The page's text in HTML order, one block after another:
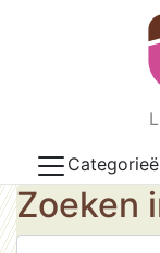
Skip to main
Zoeken